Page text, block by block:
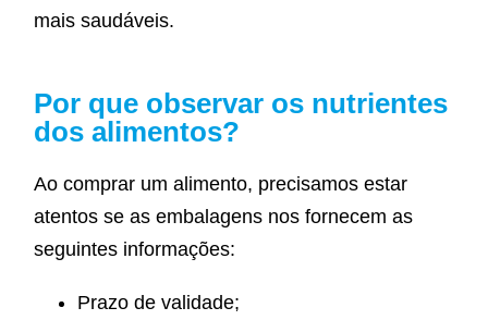
mais saudáveis.
Por que observar os nutrientes
dos alimentos?
Ao comprar um alimento, precisamos estar
atentos se as embalagens nos fornecem as
seguintes informações:
Prazo de validade;